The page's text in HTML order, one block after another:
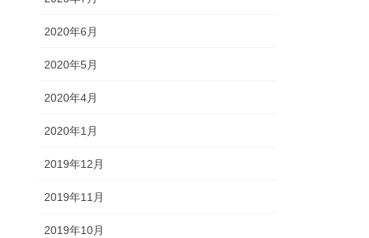
2020年6月
2020年5月
2020年4月
2020年1月
2019年12月
2019年11月
2019年10月